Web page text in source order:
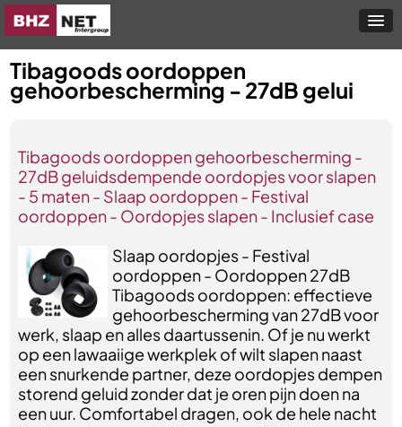
Tibagoods oordoppen
gehoorbescherming - 27dB gelui
Tibagoods oordoppen gehoorbescherming -
27dB geluidsdempende oordopjes voor slapen
- 5 maten - Slaap oordoppen - Festival
oordoppen - Oordopjes slapen - Inclusief case
Slaap oordopjes - Festival
oordoppen - Oordoppen 27dB
Tibagoods oordoppen: effectieve
gehoorbescherming van 27dB voor
werk, slaap en alles daartussenin. Of je nu werkt
op een lawaaiige werkplek of wilt slapen naast
een snurkende partner, deze oordopjes dempen
storend geluid zonder dat je oren pijn doen na
een uur. Comfortabel dragen, ook de hele nacht